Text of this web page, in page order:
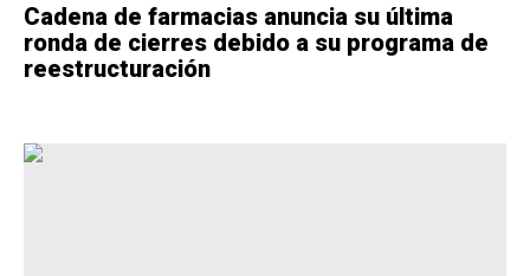
Cadena de farmacias anuncia su última
ronda de cierres debido a su programa de
reestructuración